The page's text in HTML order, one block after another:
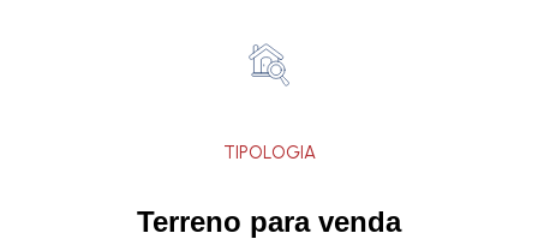
TIPOLOGIA
Terreno para venda